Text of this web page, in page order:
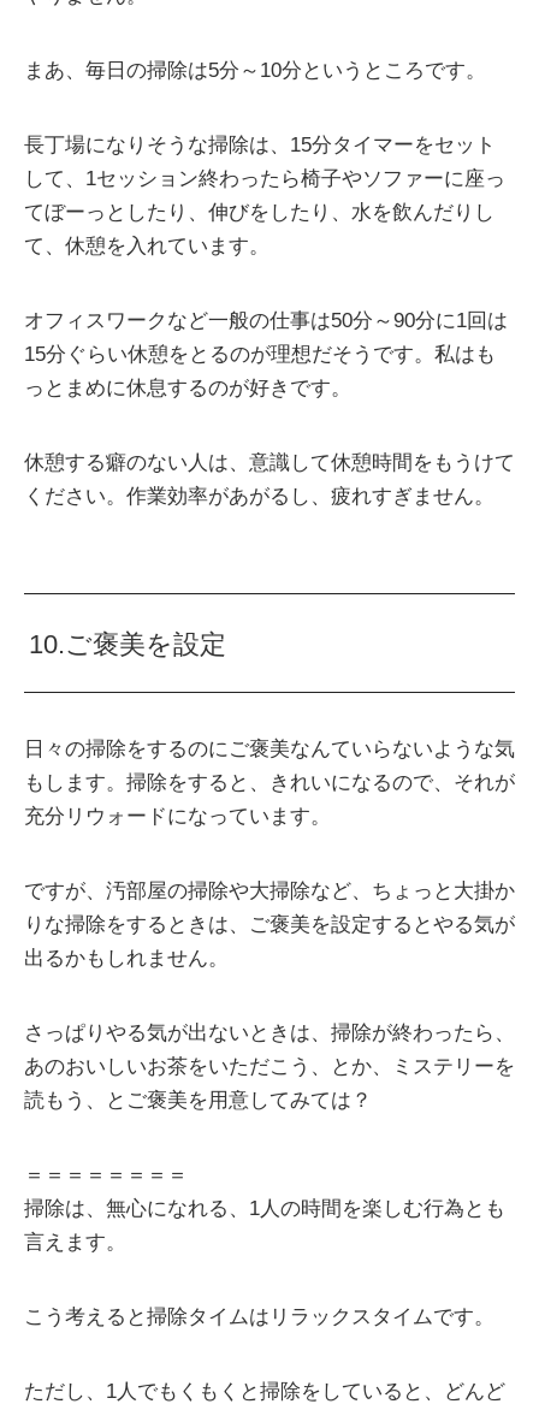
まあ、毎日の掃除は5分～10分というところです。
長丁場になりそうな掃除は、15分タイマーをセット
して、1セッション終わったら椅子やソファーに座っ
てぼーっとしたり、伸びをしたり、水を飲んだりし
て、休憩を入れています。
オフィスワークなど一般の仕事は50分～90分に1回は
15分ぐらい休憩をとるのが理想だそうです。私はも
っとまめに休息するのが好きです。
休憩する癖のない人は、意識して休憩時間をもうけて
ください。作業効率があがるし、疲れすぎません。
10.ご褒美を設定
日々の掃除をするのにご褒美なんていらないような気
もします。掃除をすると、きれいになるので、それが
充分リウォードになっています。
ですが、汚部屋の掃除や大掃除など、ちょっと大掛か
りな掃除をするときは、ご褒美を設定するとやる気が
出るかもしれません。
さっぱりやる気が出ないときは、掃除が終わったら、
あのおいしいお茶をいただこう、とか、ミステリーを
読もう、とご褒美を用意してみては？
＝＝＝＝＝＝＝＝
掃除は、無心になれる、1人の時間を楽しむ行為とも
言えます。
こう考えると掃除タイムはリラックスタイムです。
ただし、1人でもくもくと掃除をしていると、どんど